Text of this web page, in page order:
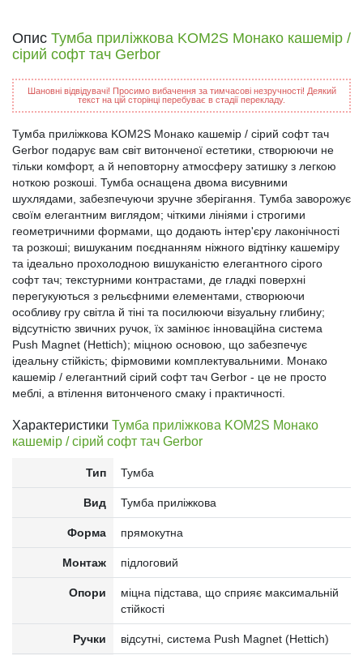
Опис Тумба приліжкова KOM2S Монако кашемір /
сірий софт тач Gerbor
Шановні відвідувачі! Просимо вибачення за тимчасові незручності! Деякий
текст на цій сторінці перебуває в стадії перекладу.
Тумба приліжкова KOM2S Монако кашемір / сірий софт тач
Gerbor подарує вам світ витонченої естетики, створюючи не
тільки комфорт, а й неповторну атмосферу затишку з легкою
ноткою розкоші. Тумба оснащена двома висувними
шухлядами, забезпечуючи зручне зберігання. Тумба заворожує
своїм елегантним виглядом; чіткими лініями і строгими
геометричними формами, що додають інтер'єру лаконічності
та розкоші; вишуканим поєднанням ніжного відтінку кашеміру
та ідеально прохолодною вишуканістю елегантного сірого
софт тач; текстурними контрастами, де гладкі поверхні
перегукуються з рельєфними елементами, створюючи
особливу гру світла й тіні та посилюючи візуальну глибину;
відсутністю звичних ручок, їх замінює інноваційна система
Push Magnet (Hettich); міцною основою, що забезпечує
ідеальну стійкість; фірмовими комплектувальними. Монако
кашемір / елегантний сірий софт тач Gerbor - це не просто
меблі, а втілення витонченого смаку і практичності.
Характеристики Тумба приліжкова KOM2S Монако
кашемір / сірий софт тач Gerbor
Тип Тумба
Вид Тумба приліжкова
Форма прямокутна
Монтаж підлоговий
Опори
міцна підстава, що сприяє максимальній
стійкості
Ручки відсутні, система Push Magnet (Hettich)